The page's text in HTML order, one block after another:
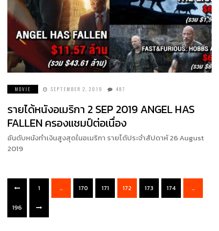
MOVIE SEPTEMBER 2, 2019 487
รายได้หนังอเมริกา 2 SEP 2019 ANGEL HAS
FALLEN ครองแชมป์ต่อเนื่อง
อันดับหนังทำเงินสูงสุดในอเมริกา รายได้ประจำสัปดาห์ 26 August
2019
1 … 170 171 172 173 174 …
196